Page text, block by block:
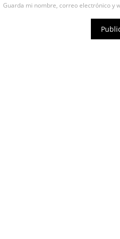
Guarda mi nombre, correo electrónico y